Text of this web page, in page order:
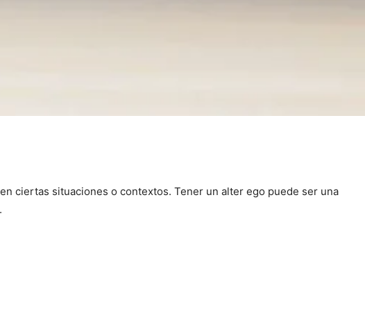
ciertas situaciones o contextos. Tener un alter ego puede ser una